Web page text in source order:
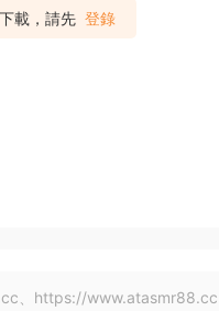
載，請先 登錄
、https://www.atasmr88.cc